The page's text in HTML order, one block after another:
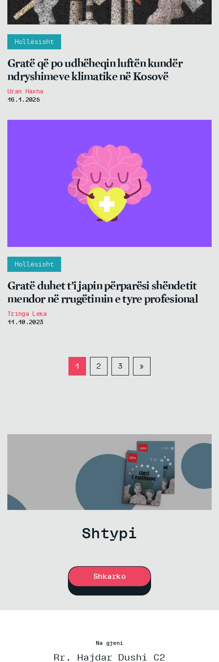
Hollësisht
Gratë që po udhëheqin luftën kundër
ndryshimeve klimatike në Kosovë
Uran Haxha
16.1.2025
Hollësisht
Gratë duhet t’i japin përparësi shëndetit
mendor në rrugëtimin e tyre profesional
Tringa Leka
11.10.2023
1 2 3 »
Shtypi
Shkarko
Na gjeni
Rr. Hajdar Dushi C2